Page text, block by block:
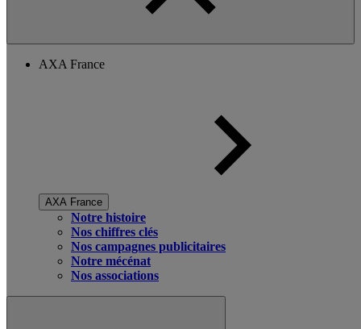
AXA France
AXA France
Notre histoire
Nos chiffres clés
Nos campagnes publicitaires
Notre mécénat
Nos associations